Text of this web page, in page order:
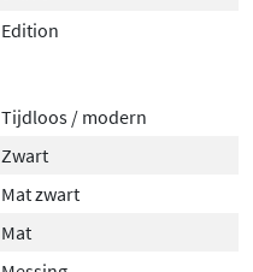
Edition
Tijdloos / modern
Zwart
Mat zwart
Mat